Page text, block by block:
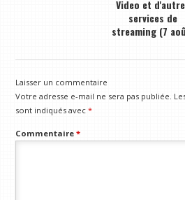
Video et
services de
streaming (7
Laisser un commentaire
Votre adresse e-mail ne sera pas publiée.
sont indiqués avec*
Commentaire*